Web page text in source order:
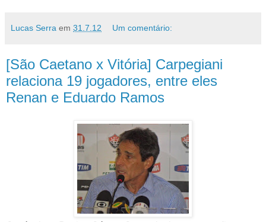
Lucas Serra em 31.7.12 Um comentário:
[São Caetano x Vitória] Carpegiani
relaciona 19 jogadores, entre eles
Renan e Eduardo Ramos